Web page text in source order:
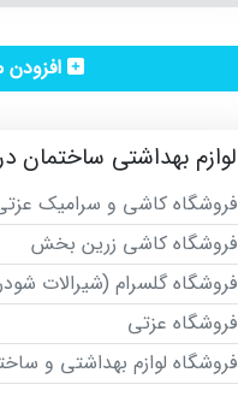
لوازم بهداشتی ساختمان
فروشگاه کاشی و سرامیک
فروشگاه کاشی زرین بخش
فروشگاه گلسرام (شیرالات
فروشگاه عزتی
فروشگاه لوازم بهداشتی و